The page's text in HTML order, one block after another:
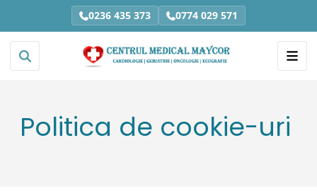
0236 435 373 0774 029 571
Politica de cookie-uri